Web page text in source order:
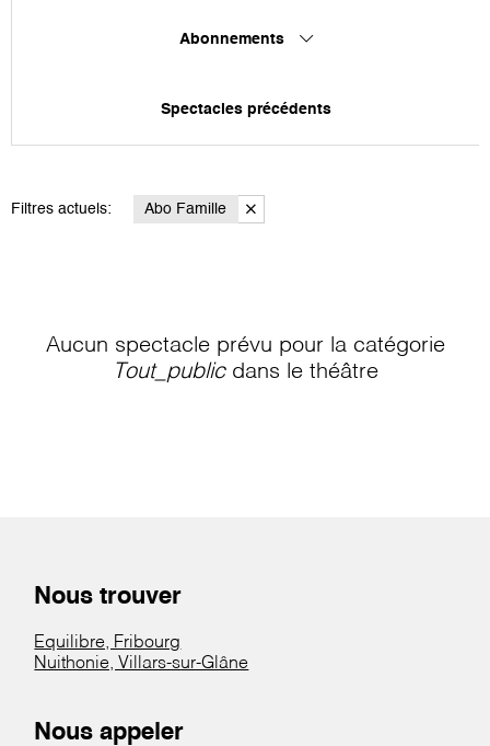
Abonnements
Spectacles précédents
Filtres actuels: Abo Famille
Aucun spectacle prévu pour la catégorie
Tout_publicdans le théâtre
Nous trouver
Equilibre, Fribourg
Nuithonie, Villars-sur-Glâne
Nous appeler